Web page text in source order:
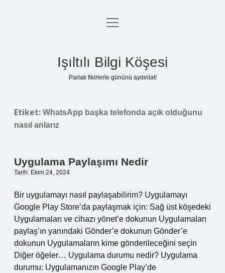
Anasayfa
Yasal Uyarı
menüyü
Işıltılı Bilgi Köşesi
Parlak fikirlerle gününü aydınlat!
Etiket: WhatsApp başka telefonda açık olduğunu
nasıl anlarız
Uygulama Paylaşımı Nedir
Tarih: Ekim 24, 2024
Bir uygulamayı nasıl paylaşabilirim? Uygulamayı
Google Play Store’da paylaşmak için: Sağ üst köşedeki
Uygulamaları ve cihazı yönet’e dokunun Uygulamaları
paylaş’ın yanındaki Gönder’e dokunun Gönder’e
dokunun Uygulamaların kime gönderileceğini seçin
Diğer öğeler… Uygulama durumu nedir? Uygulama
durumu: Uygulamanızın Google Play’de